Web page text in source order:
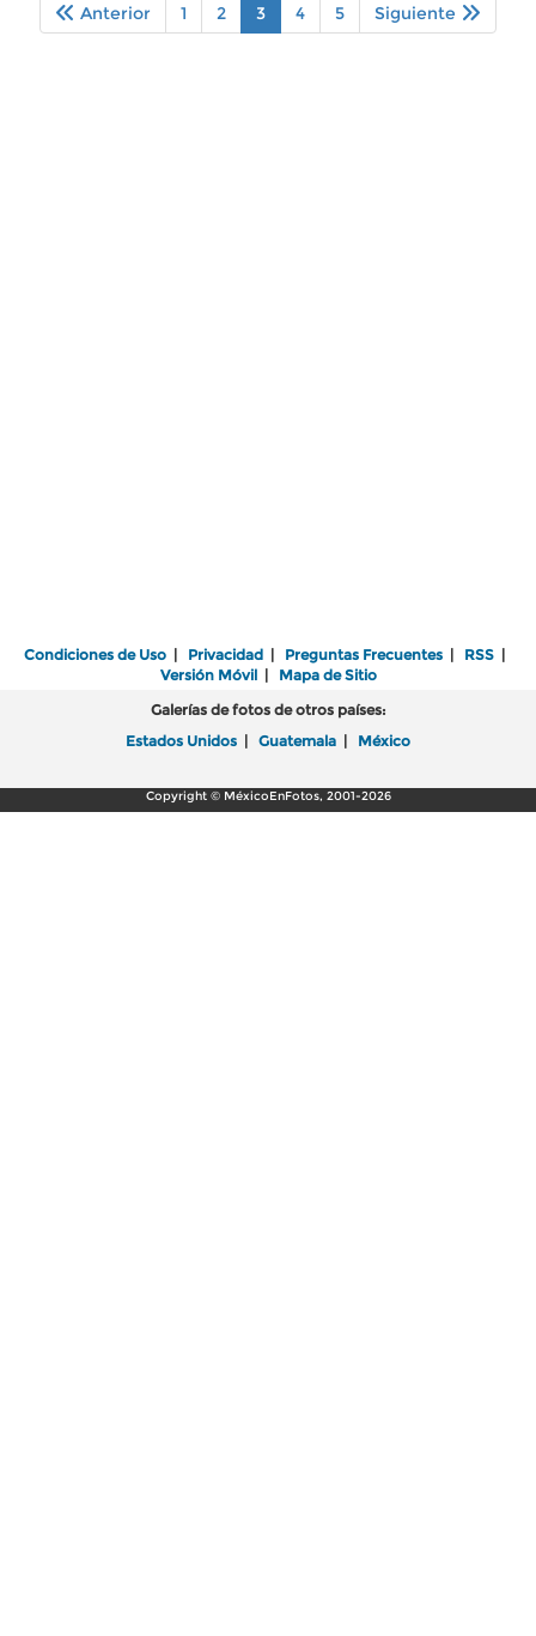
Anterior 1 2 3 4 5 Siguiente
Condiciones de Uso | Privacidad | Preguntas Frecuentes | RSS |
Versión Móvil| Mapa de Sitio
Galerías de fotos de otros países:
Estados Unidos | Guatemala | México
Copyright © MéxicoEnFotos, 2001-2026